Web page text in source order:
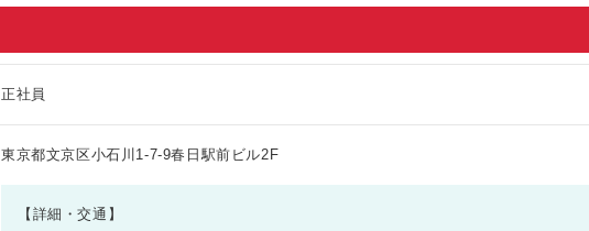
正社員
東京都文京区小石川1-7-9春日駅前ビル2F
【詳細・交通】